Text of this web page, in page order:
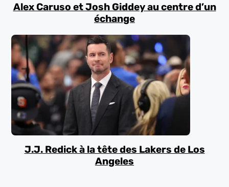
Alex Caruso et Josh Giddey au centre d’un
échange
J.J. Redick à la tête des Lakers de Los
Angeles